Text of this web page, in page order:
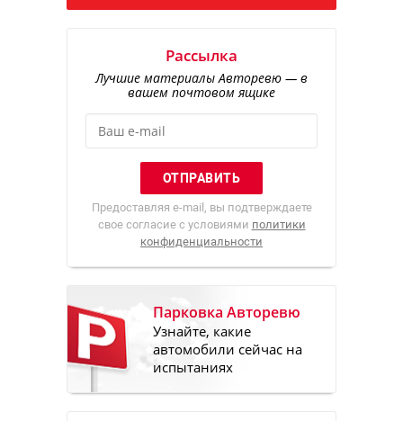
Рассылка
Лучшие материалы Авторевю — в
вашем почтовом ящике
Предоставляя e-mail, вы подтверждаете
свое согласие с условиями политики
конфиденциальности
Парковка Авторевю
Узнайте, какие
автомобили сейчас на
испытаниях